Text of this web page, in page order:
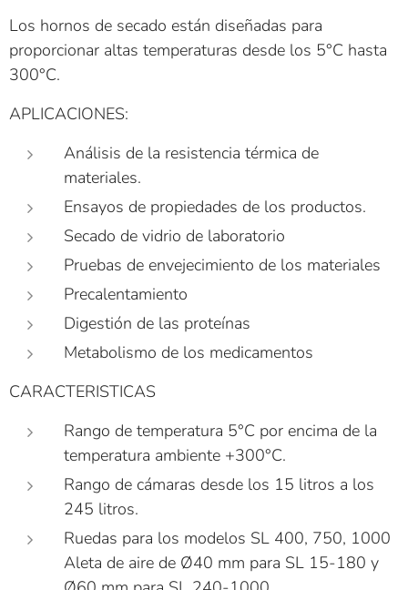
Los hornos de secado están diseñadas para
proporcionar altas temperaturas desde los 5°C hasta
300°C.
APLICACIONES:
Análisis de la resistencia térmica de
materiales.
Ensayos de propiedades de los productos.
Secado de vidrio de laboratorio
Pruebas de envejecimiento de los materiales
Precalentamiento
Digestión de las proteínas
Metabolismo de los medicamentos
CARACTERISTICAS
Rango de temperatura 5°C por encima de la
temperatura ambiente +300°C.
Rango de cámaras desde los 15 litros a los
245 litros.
Ruedas para los modelos SL 400, 750, 1000
Aleta de aire de Ø40 mm para SL 15-180 y